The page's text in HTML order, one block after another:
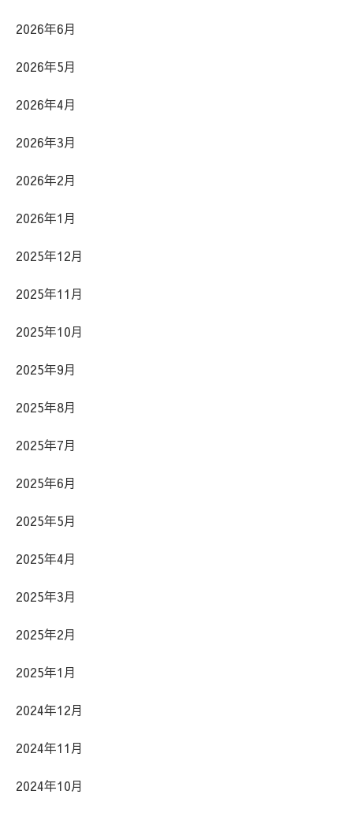
2026年6月
2026年5月
2026年4月
2026年3月
2026年2月
2026年1月
2025年12月
2025年11月
2025年10月
2025年9月
2025年8月
2025年7月
2025年6月
2025年5月
2025年4月
2025年3月
2025年2月
2025年1月
2024年12月
2024年11月
2024年10月